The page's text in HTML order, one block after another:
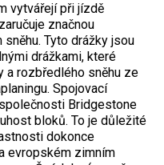
vytvářejí při jízdě
značnou
Tyto drážky jsou
drážkami, které
a rozbředlého sněhu ze
Spojovací
Bridgestone
bloků. To je důležité
dokonce
evropském zimním